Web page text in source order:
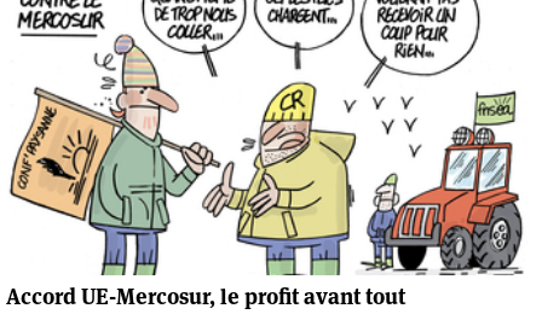
Accord UE-Mercosur, le profit avant tout